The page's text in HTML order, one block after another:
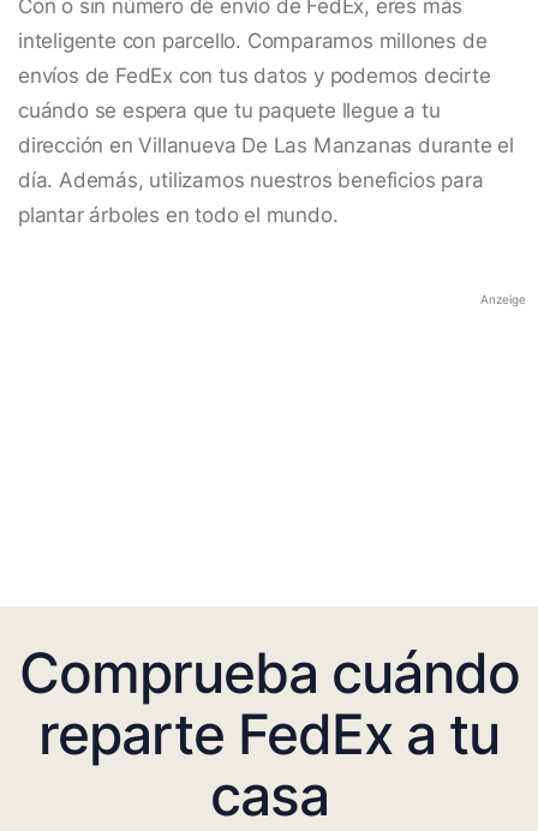
Con o sin número de envío de FedEx, eres más
inteligente con parcello. Comparamos millones de
envíos de FedEx con tus datos y podemos decirte
cuándo se espera que tu paquete llegue a tu
dirección en Villanueva De Las Manzanas durante el
día. Además, utilizamos nuestros beneficios para
plantar árboles en todo el mundo.
Anzeige
Comprueba cuándo
reparte FedEx a tu
casa